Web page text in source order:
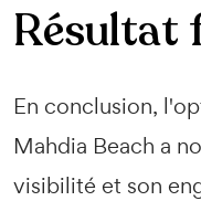
Résultat
En conclusion,
Mahdia Beach a
visibilité et son